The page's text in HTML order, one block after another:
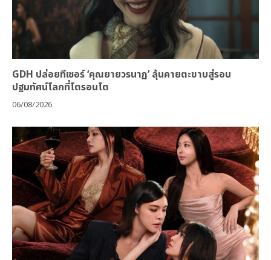
GDH ปล่อยทีเซอร์ ‘คุณยายวรนาฏ’ ลุ้นคายตะขาบสู่รอบ
ปฐมทัศน์โลกที่โตรอนโต
06/08/2026